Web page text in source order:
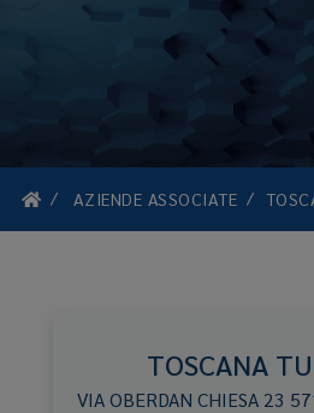
AZIENDE ASSOCIATE
TOSCANA
VIA OBERDAN CHIESA 23